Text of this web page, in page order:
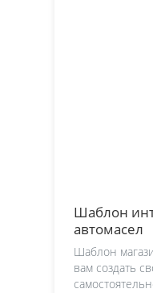
Шаблон
автомасел
Шаблон
вам создать